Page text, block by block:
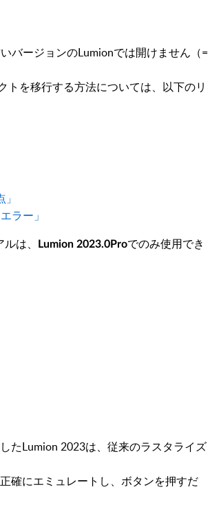
バージョンのLumionでは開けません（=
を移行する方法については、以下のリ
ラー」
は、
Lumion 2023.0Proでのみ使用でき
たLumion 2023は、従来のラスタライズ
確にエミュレートし、ボタンを押すだ